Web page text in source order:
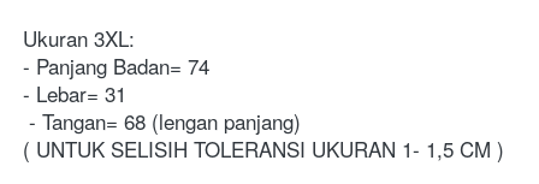
Ukuran 3XL:
- Panjang Badan= 74
- Lebar= 31
- Tangan= 68 (lengan panjang)
( UNTUK SELISIH TOLERANSI UKURAN 1- 1,5 CM )